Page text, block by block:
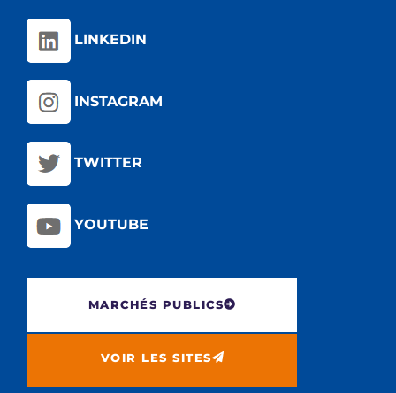
LINKEDIN
INSTAGRAM
TWITTER
YOUTUBE
MARCHÉS PUBLICS
VOIR LES SITES